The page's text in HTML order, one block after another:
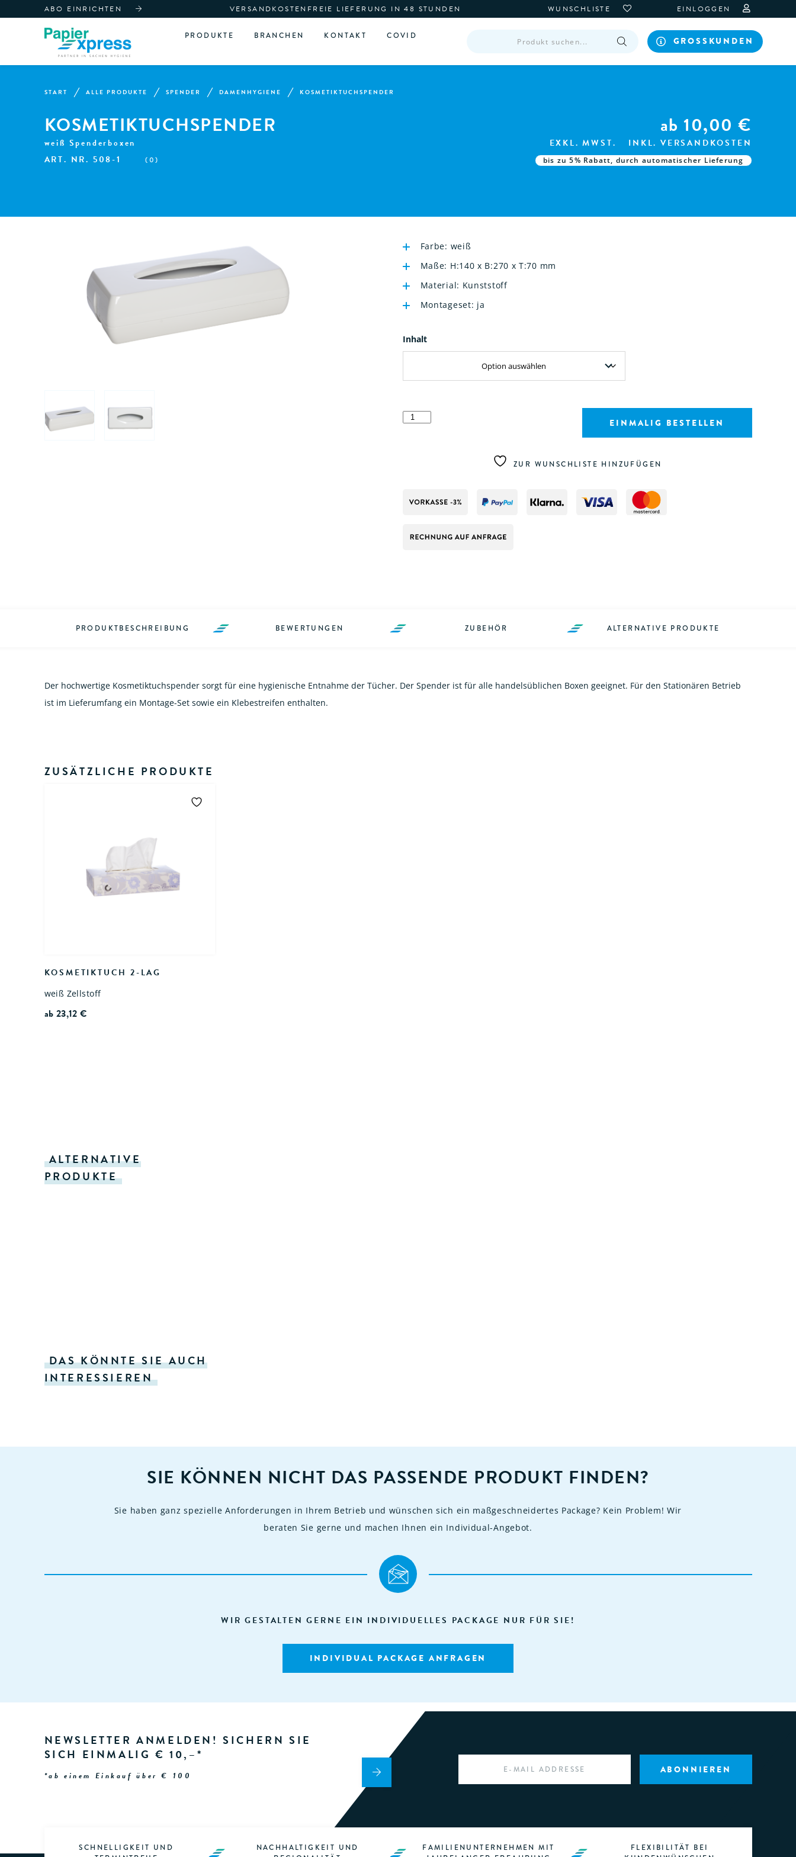
ABO EINRICHTEN VERSANDKOSTENFREIE LIEFERUNG IN 48 STUNDEN WUNSCHLISTE EINLOGGEN
PRODUKTE BRANCHEN KONTAKT COVID GROSSKUNDEN
START ALLE PRODUKTE SPENDER DAMENHYGIENE KOSMETIKTUCHSPENDER
KOSMETIKTUCHSPENDER
weiß Spenderboxen
ART. NR. 508-1 (0)
ab 10,00 €
EXKL. MWST. INKL. VERSANDKOSTEN
bis zu 5% Rabatt, durch automatischer Lieferung
Farbe: weiß
Maße: H:140 x B:270 x T:70 mm
Material: Kunststoff
Montageset: ja
Inhalt
Kosmetiktuchspender
EINMALIG BESTELLEN
ZUR WUNSCHLISTE HINZUFÜGEN
PRODUKTBESCHREIBUNG BEWERTUNGEN ZUBEHÖR ALTERNATIVE PRODUKTE
Der hochwertige Kosmetiktuchspender sorgt für eine hygienische Entnahme der Tücher. Der Spender ist für alle handelsüblichen Boxen geeignet. Für den Stationären Betrieb
ist im Lieferumfang ein Montage-Set sowie ein Klebestreifen enthalten.
ZUSÄTZLICHE PRODUKTE
KOSMETIKTUCH 2-LAG
weiß Zellstoff
ab 23,12€
ALTERNATIVE
PRODUKTE
DAS KÖNNTE SIE AUCH
INTERESSIEREN
SIE KÖNNEN NICHT DAS PASSENDE PRODUKT FINDEN?
Sie haben ganz spezielle Anforderungen in Ihrem Betrieb und wünschen sich ein maßgeschneidertes Package? Kein Problem! Wir
beraten Sie gerne und machen Ihnen ein Individual-Angebot.
WIR GESTALTEN GERNE EIN INDIVIDUELLES PACKAGE NUR FÜR SIE!
INDIVIDUAL PACKAGE ANFRAGEN
SCHNELLIGKEIT UND
NACHHALTIGKEIT UND
FAMILIENUNTERNEHMEN MIT
FLEXIBILITÄT BEI
NEWSLETTER ANMELDEN! SICHERN SIE
SICH EINMALIG € 10,–*
*ab einem Einkauf über € 100